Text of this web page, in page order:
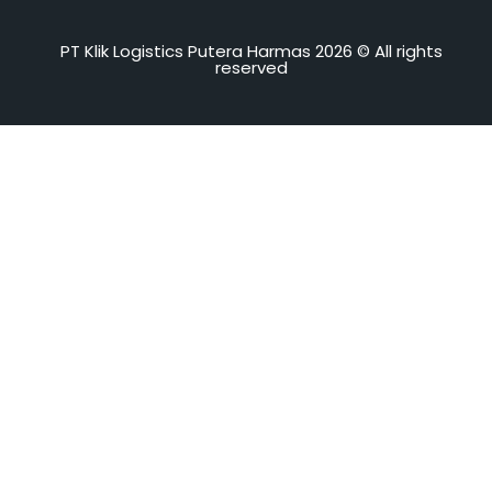
PT Klik Logistics Putera Harmas 2026 © All rights
reserved